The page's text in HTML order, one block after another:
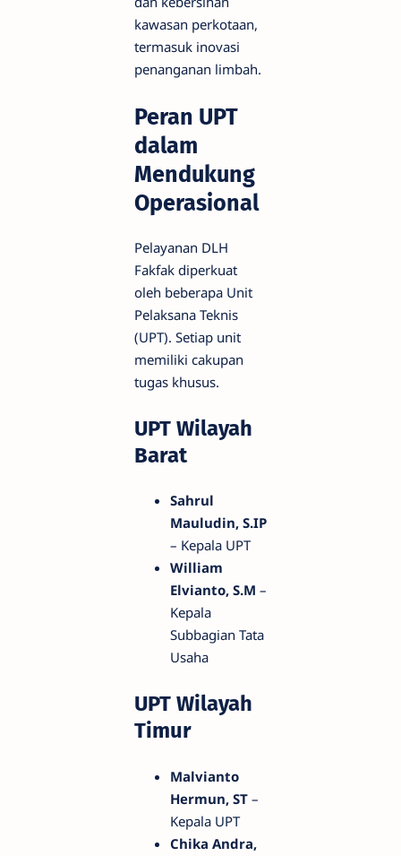
kawasan perkotaan,
termasuk inovasi
penanganan limbah.
Peran UPT
dalam
Mendukung
Operasional
Pelayanan DLH
Fakfak diperkuat
oleh beberapa Unit
Pelaksana Teknis
(UPT). Setiap unit
memiliki cakupan
tugas khusus.
UPT Wilayah
Barat
Sahrul
Mauludin, S.IP
– Kepala UPT
William
Elvianto, S.M –
Kepala
Subbagian Tata
Usaha
UPT Wilayah
Timur
Malvianto
Hermun, ST –
Kepala UPT
Chika Andra,